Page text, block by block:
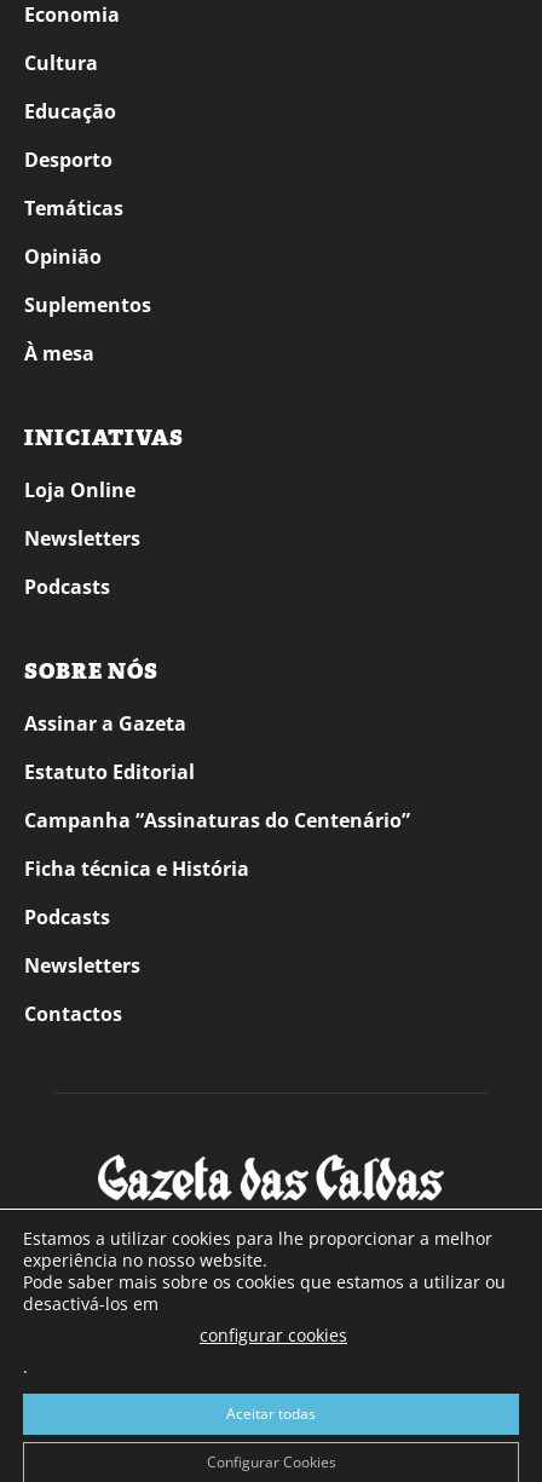
Economia
Cultura
Educação
Desporto
Temáticas
Opinião
Suplementos
À mesa
INICIATIVAS
Loja Online
Newsletters
Podcasts
SOBRE NÓS
Assinar a Gazeta
Estatuto Editorial
Campanha “Assinaturas do Centenário”
Ficha técnica e História
Podcasts
Newsletters
Contactos
SOBRE NÓS
Com sede nas Caldas da Rainha e mais de 90 anos de
a sul de distrito de Leiria, com mais de 40.000 leitores por
toda a região Oeste. Jornal com distribuição em Portugal
Continental e assinatura online.
Estamos a utilizar cookies para lhe proporcionar a melhor
experiência no nosso website.
Pode saber mais sobre os cookies que estamos a utilizar ou
desactivá-los em
configurar cookies
.
Aceitar todas
Configurar Cookies